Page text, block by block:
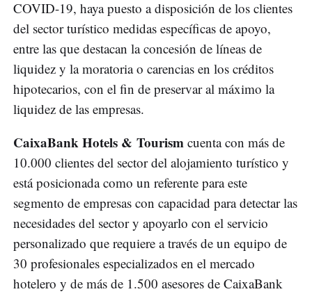
COVID-19, haya puesto a disposición de los clientes
del sector turístico medidas específicas de apoyo,
entre las que destacan la concesión de líneas de
liquidez y la moratoria o carencias en los créditos
hipotecarios, con el fin de preservar al máximo la
liquidez de las empresas.
CaixaBank Hotels & Tourism cuenta con más de
10.000 clientes del sector del alojamiento turístico y
está posicionada como un referente para este
segmento de empresas con capacidad para detectar las
necesidades del sector y apoyarlo con el servicio
personalizado que requiere a través de un equipo de
30 profesionales especializados en el mercado
hotelero y de más de 1.500 asesores de CaixaBank